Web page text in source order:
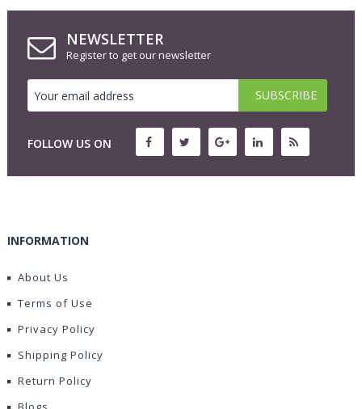
NEWSLETTER
Register to get our newsletter
FOLLOW US ON
INFORMATION
About Us
Terms of Use
Privacy Policy
Shipping Policy
Return Policy